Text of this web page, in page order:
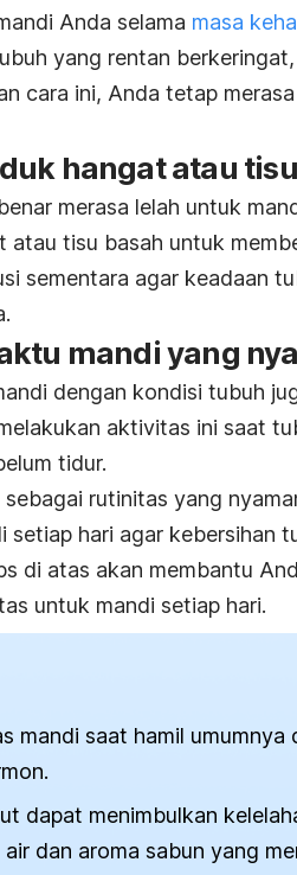
Anda selama masa
yang rentan
cara ini, Anda tetap
hangat atau
merasa lelah untuk
atau tisu basah untuk
sementara agar keadaan
mandi yang
dengan kondisi tubuh
aktivitas ini saat
tidur.
rutinitas yang
setiap hari agar kebersihan
di atas akan membantu
untuk mandi setiap hari.
mandi saat hamil umumnya
dapat menimbulkan
dan aroma sabun yang